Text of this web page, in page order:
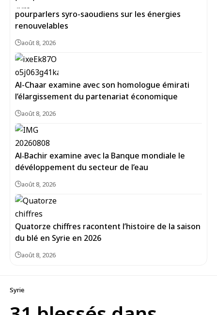
pourparlers syro-saoudiens sur les énergies
renouvelables
août 8, 2026
Al-Chaar examine avec son homologue émirati
l’élargissement du partenariat économique
août 8, 2026
Al‑Bachir examine avec la Banque mondiale le
dévéloppement du secteur de l’eau
août 8, 2026
Quatorze chiffres racontent l’histoire de la saison
du blé en Syrie en 2026
août 8, 2026
Syrie